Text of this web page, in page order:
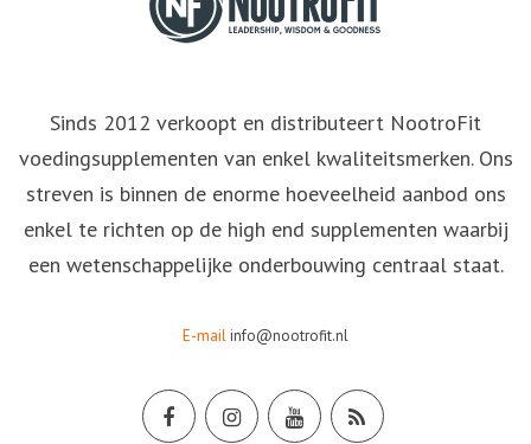
Sinds 2012 verkoopt en distributeert NootroFit
voedingsupplementen van enkel kwaliteitsmerken. Ons
streven is binnen de enorme hoeveelheid aanbod ons
enkel te richten op de high end supplementen waarbij
een wetenschappelijke onderbouwing centraal staat.
E-mailinfo@nootrofit.nl